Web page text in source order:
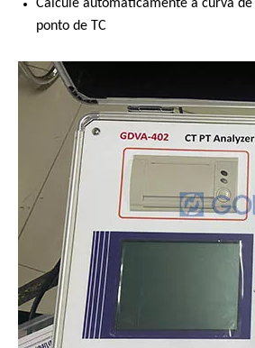
Calcule automaticamente a curva
ponto de TC